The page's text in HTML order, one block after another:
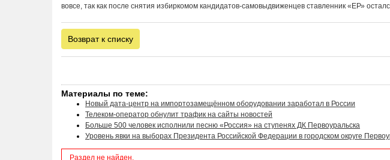
вовсе, так как после снятия избиркомом кандидатов-самовыдвиженцев ставленник «ЕР»
Возврат к списку
Материалы по теме:
Новый дата-центр на импортозамещённом оборудовании заработал в России
Телеком-оператор обнулит трафик на сайты новостей
Больше 500 человек исполнили песню «Россия» на ступенях ДК Первоуральска
Уровень явки на выборах Президента Российской Федерации в городском округе
Раздел не найден.